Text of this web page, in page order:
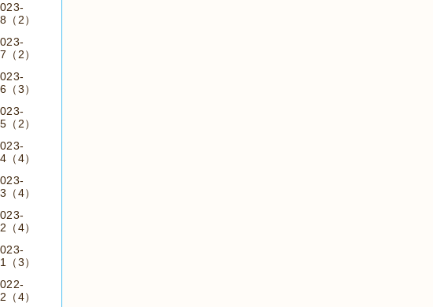
（2）
（2）
（3）
（2）
（4）
（4）
（4）
（3）
（4）